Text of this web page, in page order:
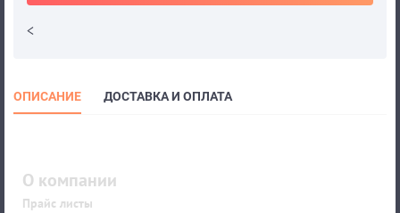
<
ОПИСАНИЕ ДОСТАВКА И ОПЛАТА
О компании
Прайс листы